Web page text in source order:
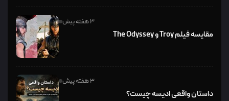
3 هفته پیش
مقایسه فیلم Troy و The Odyssey
3 هفته پیش
داستان واقعی ادیسه چیست؟